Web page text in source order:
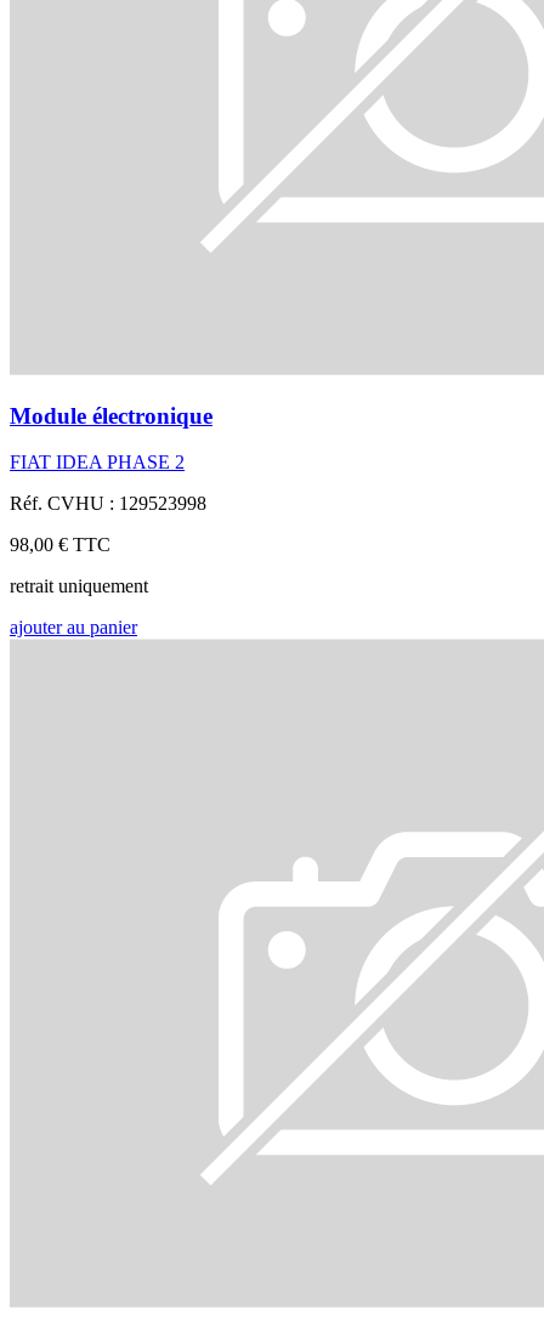
Module électronique
FIAT IDEA PHASE 2
Réf. CVHU : 129523998
98,00 € TTC
retrait uniquement
ajouter au panier